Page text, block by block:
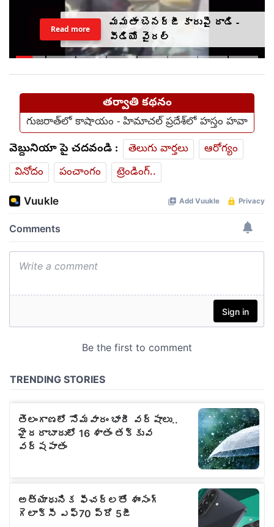
మమతా బెనర్జీ కారుపై దాడి -
వీడియో వైరల్
Read more
తర్వాతి కథనం
గుజరాత్‌లో కాషాయం - హిమాచల్ ప్రదేశ్‌లో హస్తం హవా
వెబ్దునియా పై చదవండి : తెలుగు వార్తలు
ఆరోగ్యం
వినోదం
పంచాంగం ట్రెండింగ్..